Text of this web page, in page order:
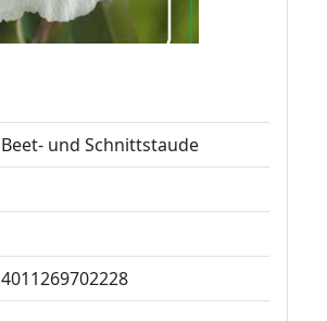
Beet- und Schnittstaude
4011269702228